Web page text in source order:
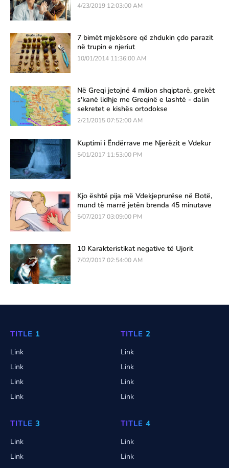
4/23/2019 12:03:00 AM
7 bimët mjekësore që zhdukin çdo parazit
në trupin e njeriut
10/01/2014 11:36:00 AM
Në Greqi jetojnë 4 milion shqiptarë, grekët
s'kanë lidhje me Greqinë e lashtë - dalin
sekretet e kishës ortodokse
2/21/2015 07:52:00 AM
Kuptimi i Ëndërrave me Njerëzit e Vdekur
5/01/2017 11:53:00 PM
Kjo është pija më Vdekjeprurëse në Botë,
mund të marrë jetën brenda 45 minutave
5/07/2017 03:09:00 PM
10 Karakteristikat negative të Ujorit
7/02/2017 02:54:00 AM
TITLE 1
Link
Link
Link
Link
TITLE 2
Link
Link
Link
Link
TITLE 3
Link
Link
TITLE 4
Link
Link